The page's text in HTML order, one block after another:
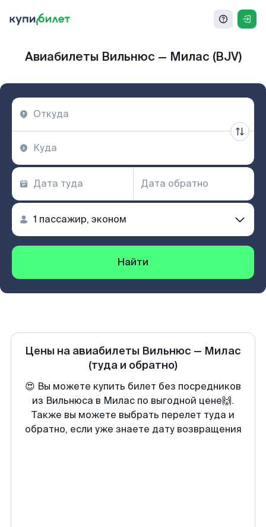
Авиабилеты Вильнюс — Милас (BJV)
Найти
Цены на авиабилеты Вильнюс — Милас
(туда и обратно)
😍 Вы можете купить билет без посредников
из Вильнюса в Милас по выгодной цене🙌.
Также вы можете выбрать перелет туда и
обратно, если уже знаете дату возвращения